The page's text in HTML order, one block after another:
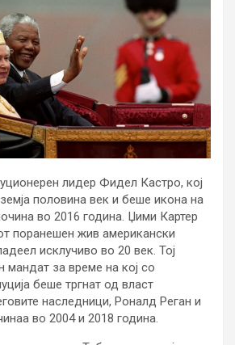
лидер Фидел Кастро, кој
половина век и беше икона на
во 2016 година. Џими Картер
поранешен жив американски
исклучиво во 20 век. Тој
мандат за време на кој со
беше тргнат од власт
наследници, Роналд Реган и
во 2004 и 2018 година.